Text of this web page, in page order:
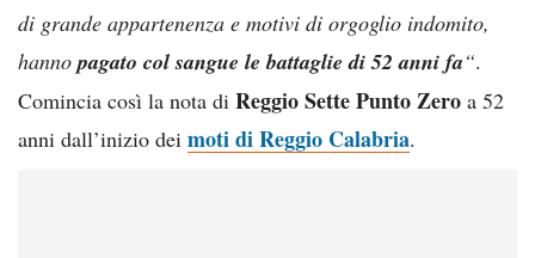
di grande appartenenza e motivi di orgoglio indomito,
hannopagato col sangue le battaglie di 52 anni fa“.
Comincia così la nota di Reggio Sette Punto Zero a 52
anni dall’inizio dei moti di Reggio Calabria.